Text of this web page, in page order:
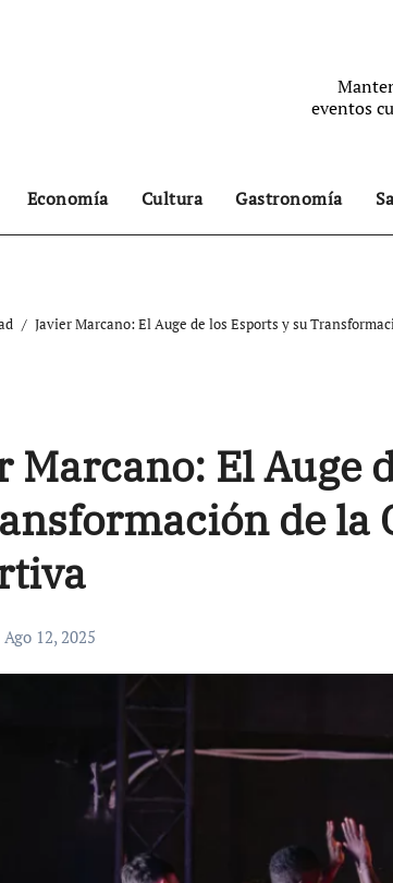
eventos
Economía Cultura Gastronomía
Javier Marcano: El Auge de los Esports y su
Marcano: El Auge
de la
Ago 12, 2025